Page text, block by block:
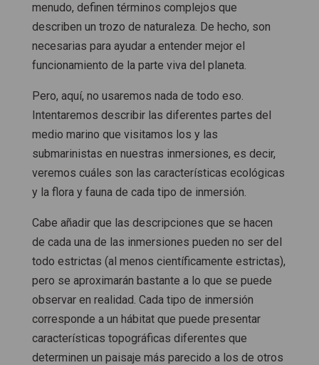
menudo, definen términos complejos que
describen un trozo de naturaleza. De hecho, son
necesarias para ayudar a entender mejor el
funcionamiento de la parte viva del planeta.
Pero, aquí, no usaremos nada de todo eso.
Intentaremos describir las diferentes partes del
medio marino que visitamos los y las
submarinistas en nuestras inmersiones, es decir,
veremos cuáles son las características ecológicas
y la flora y fauna de cada tipo de inmersión.
Cabe añadir que las descripciones que se hacen
de cada una de las inmersiones pueden no ser del
todo estrictas (al menos científicamente estrictas),
pero se aproximarán bastante a lo que se puede
observar en realidad. Cada tipo de inmersión
corresponde a un hábitat que puede presentar
características topográficas diferentes que
determinen un paisaje más parecido a los de otros